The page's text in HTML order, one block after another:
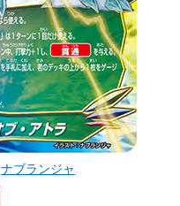
ナブランジャ